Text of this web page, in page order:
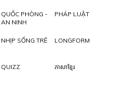
QUỐC PHÒNG -
AN NINH
PHÁP LUẬT
NHỊP SỐNG TRẺ LONGFORM
QUIZZ ភាសាខ្មែរ